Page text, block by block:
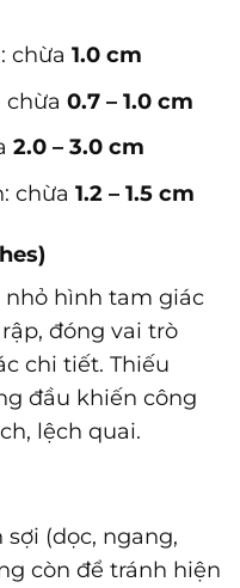
chừa 1.0 cm
chừa 0.7 – 1.0 cm
2.0 – 3.0 cm
chừa 1.2 – 1.5 cm
nhỏ hình tam giác
đóng vai trò
chi tiết. Thiếu
đầu khiến công
lệch quai.
(dọc, ngang,
còn để tránh hiện